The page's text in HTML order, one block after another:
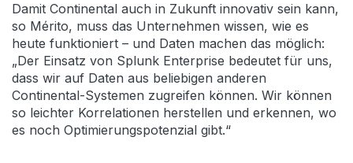
Damit Continental auch in Zukunft innovativ sein kann,
so Mérito, muss das Unternehmen wissen, wie es
heute funktioniert – und Daten machen das möglich:
„Der Einsatz von Splunk Enterprise bedeutet für uns,
dass wir auf Daten aus beliebigen anderen
Continental-Systemen zugreifen können. Wir können
so leichter Korrelationen herstellen und erkennen, wo
es noch Optimierungspotenzial gibt.“